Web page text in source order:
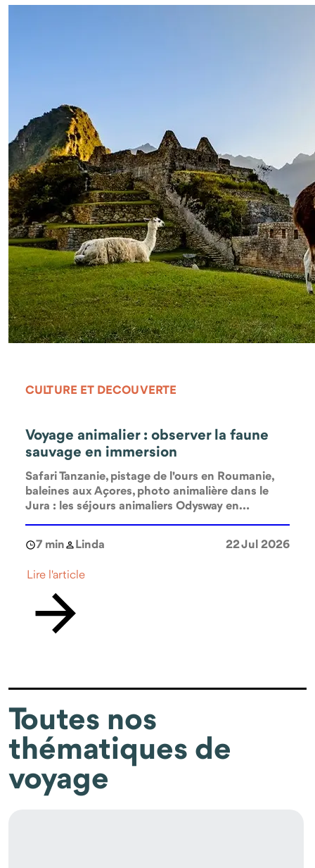
CULTURE ET DECOUVERTE
Voyage animalier : observer la faune
sauvage en immersion
Safari Tanzanie, pistage de l'ours en Roumanie,
baleines aux Açores, photo animalière dans le
Jura : les séjours animaliers Odysway en
immersion avec la faune sauvage.
7 min
Linda 22 Jul 2026
Toutes nos
thématiques de
voyage